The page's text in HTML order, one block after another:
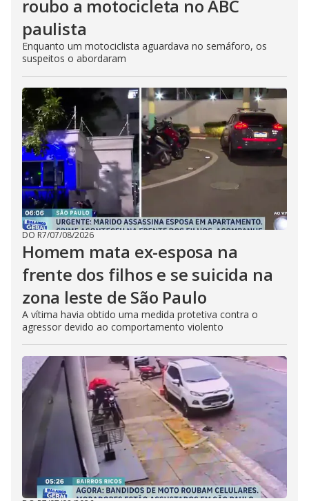
roubo a motocicleta no ABC
paulista
Enquanto um motociclista aguardava no semáforo, os
suspeitos o abordaram
DO R7/07/08/2026
Homem mata ex-esposa na
frente dos filhos e se suicida na
zona leste de São Paulo
A vítima havia obtido uma medida protetiva contra o
agressor devido ao comportamento violento